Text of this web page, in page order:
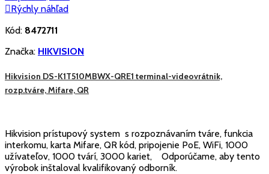
Rýchly náhľad
Kód: 8472711
Značka: HIKVISION
Hikvision DS-K1T510MBWX-QRE1 terminal-videovrátnik,
rozp.tváre, Mifare, QR
Hikvision prístupový system s rozpoznávaním tváre, funkcia
interkomu, karta Mifare, QR kód, pripojenie PoE, WiFi, 1000
užívateľov, 1000 tvárí, 3000 kariet, Odporúčame, aby tento
výrobok inštaloval kvalifikovaný odborník.